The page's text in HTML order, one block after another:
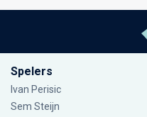
Spelers
Ivan Perisic
Sem Steijn